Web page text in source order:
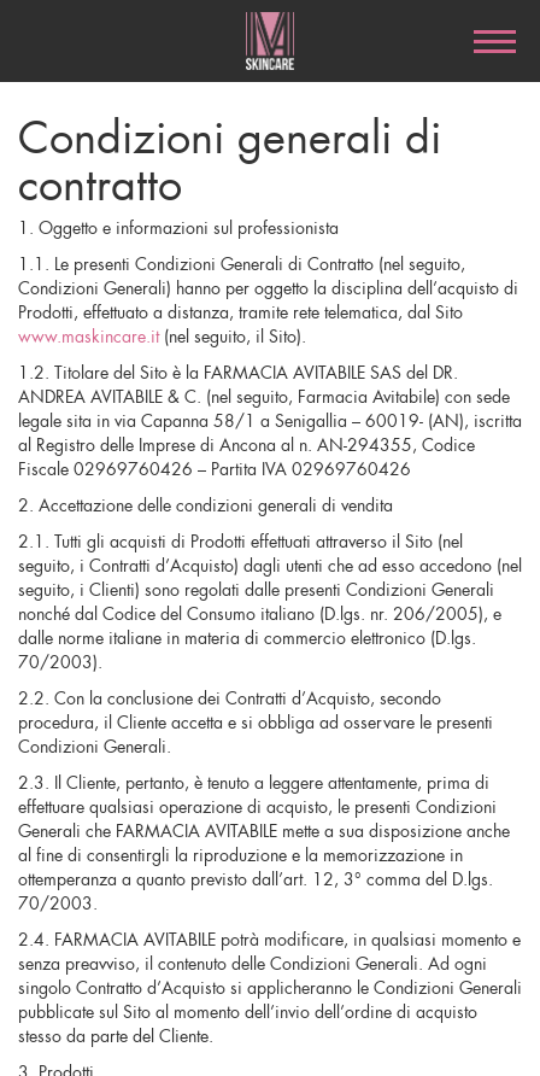
Condizioni generali di
contratto
1. Oggetto e informazioni sul professionista
1.1. Le presenti Condizioni Generali di Contratto (nel seguito,
Condizioni Generali) hanno per oggetto la disciplina dell’acquisto di
Prodotti, effettuato a distanza, tramite rete telematica, dal Sito
www.maskincare.it(nel seguito, il Sito).
1.2. Titolare del Sito è la FARMACIA AVITABILE SAS del DR.
ANDREA AVITABILE & C. (nel seguito, Farmacia Avitabile) con sede
legale sita in via Capanna 58/1 a Senigallia – 60019- (AN), iscritta
al Registro delle Imprese di Ancona al n. AN-294355, Codice
Fiscale 02969760426 – Partita IVA 02969760426
2. Accettazione delle condizioni generali di vendita
2.1. Tutti gli acquisti di Prodotti effettuati attraverso il Sito (nel
seguito, i Contratti d’Acquisto) dagli utenti che ad esso accedono (nel
seguito, i Clienti) sono regolati dalle presenti Condizioni Generali
nonché dal Codice del Consumo italiano (D.lgs. nr. 206/2005), e
dalle norme italiane in materia di commercio elettronico (D.lgs.
70/2003).
2.2. Con la conclusione dei Contratti d’Acquisto, secondo
procedura, il Cliente accetta e si obbliga ad osservare le presenti
Condizioni Generali.
2.3. Il Cliente, pertanto, è tenuto a leggere attentamente, prima di
effettuare qualsiasi operazione di acquisto, le presenti Condizioni
Generali che FARMACIA AVITABILE mette a sua disposizione anche
al fine di consentirgli la riproduzione e la memorizzazione in
ottemperanza a quanto previsto dall’art. 12, 3° comma del D.lgs.
70/2003.
2.4. FARMACIA AVITABILE potrà modificare, in qualsiasi momento e
senza preavviso, il contenuto delle Condizioni Generali. Ad ogni
singolo Contratto d’Acquisto si applicheranno le Condizioni Generali
pubblicate sul Sito al momento dell’invio dell’ordine di acquisto
stesso da parte del Cliente.
3. Prodotti